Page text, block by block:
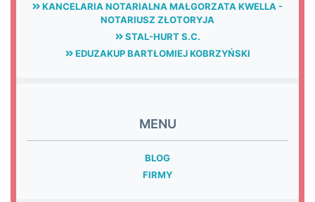
KANCELARIA NOTARIALNA MAŁGORZATA KWELLA -
NOTARIUSZ ZŁOTORYJA
STAL-HURT S.C.
EDUZAKUP BARTŁOMIEJ KOBRZYŃSKI
MENU
BLOG
FIRMY